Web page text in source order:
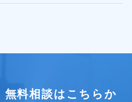
無料相談はこちらか